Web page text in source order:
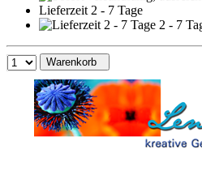
Lieferzeit 2 - 7 Tage
2 - 7
Warenkorb